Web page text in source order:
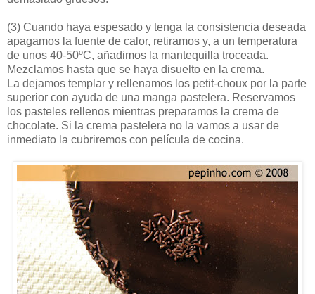
(3) Cuando haya espesado y tenga la consistencia deseada
apagamos la fuente de calor, retiramos y, a un temperatura
de unos 40-50ºC, añadimos la mantequilla troceada.
Mezclamos hasta que se haya disuelto en la crema.
La dejamos templar y rellenamos los petit-choux por la parte
superior con ayuda de una manga pastelera. Reservamos
los pasteles rellenos mientras preparamos la crema de
chocolate. Si la crema pastelera no la vamos a usar de
inmediato la cubriremos con película de cocina.